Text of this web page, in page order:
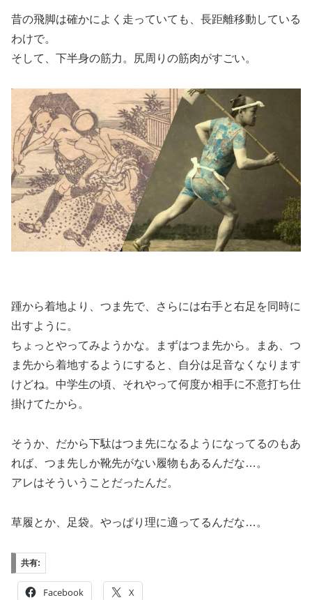
昔の飛脚は確かによく走っていても、長距離移動している
わけで。
そして、下半身の筋力。尻周りの筋肉がすごい。
踵から着地より、つま先で、さらには右手と右足を同時に
出すように。
ちょっとやってみようかな。まずはつま先から。まあ、つ
ま先から着地するようにすると、自分は足音なくなります
けどね。中学生の頃、それやって何度か相手に不意打ち仕
掛けてたから。
そうか、だから下駄はつま先になるようになってるのもあ
れば、つま先しか靴先がない履物もあるんだな…。
アレはそういうことだったんだ。
草履とか、足袋。やっぱり理に適ってるんだな…。
共有:
Facebook X